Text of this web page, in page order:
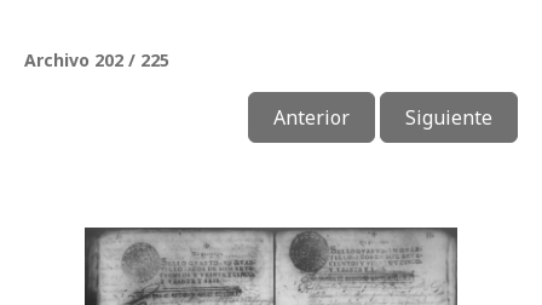
Archivo 202 / 225
Anterior Siguiente